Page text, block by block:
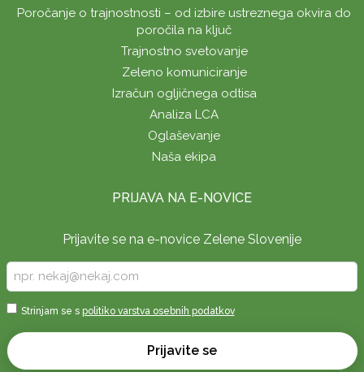
Poročanje o trajnostnosti – od izbire ustreznega okvira do
poročila na ključ
Trajnostno svetovanje
Zeleno komuniciranje
Izračun ogljičnega odtisa
Analiza LCA
Oglaševanje
Naša ekipa
PRIJAVA NA E-NOVICE
Prijavite se na e-novice Zelene Slovenije
vaš
e-
Sprejmi
*
Strinjam se s politiko varstva osebnih podatkov
Prijavite se